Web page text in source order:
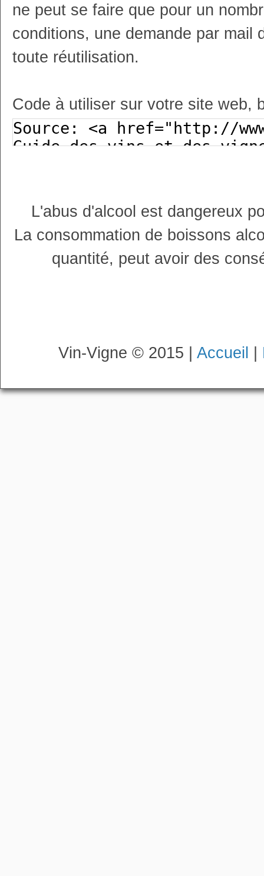
ne peut se faire que pour un
conditions, une demande par mail
toute réutilisation.
Code à utiliser sur votre site web,
L'abus d'alcool est dangereux
La consommation de boissons
quantité, peut avoir des
Vin-Vigne © 2015 | Accueil